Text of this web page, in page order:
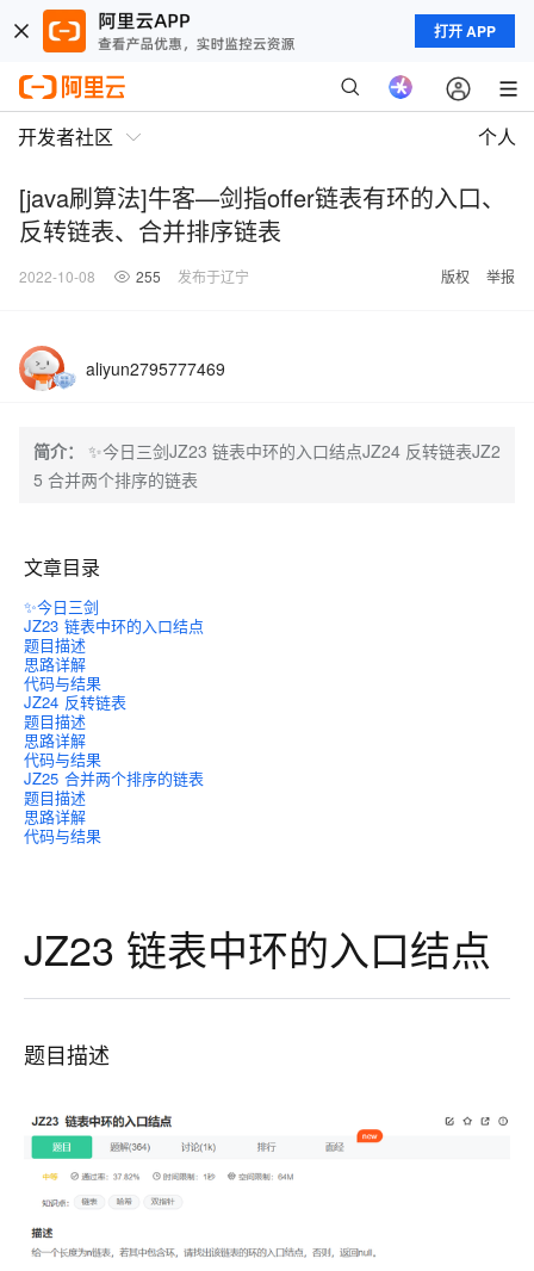
打开 APP
开发者社区 个人
[java刷算法]牛客—剑指offer链表有环的入口、
反转链表、合并排序链表
2022-10-08 255 发布于辽宁 版权 举报
aliyun2795777469
简介：
✨今日三剑JZ23 链表中环的入口结点JZ24 反转链表JZ2
5 合并两个排序的链表
文章目录
✨今日三剑
JZ23 链表中环的入口结点
题目描述
思路详解
代码与结果
JZ24 反转链表
题目描述
思路详解
代码与结果
JZ25 合并两个排序的链表
题目描述
思路详解
代码与结果
JZ23 链表中环的入口结点
题目描述